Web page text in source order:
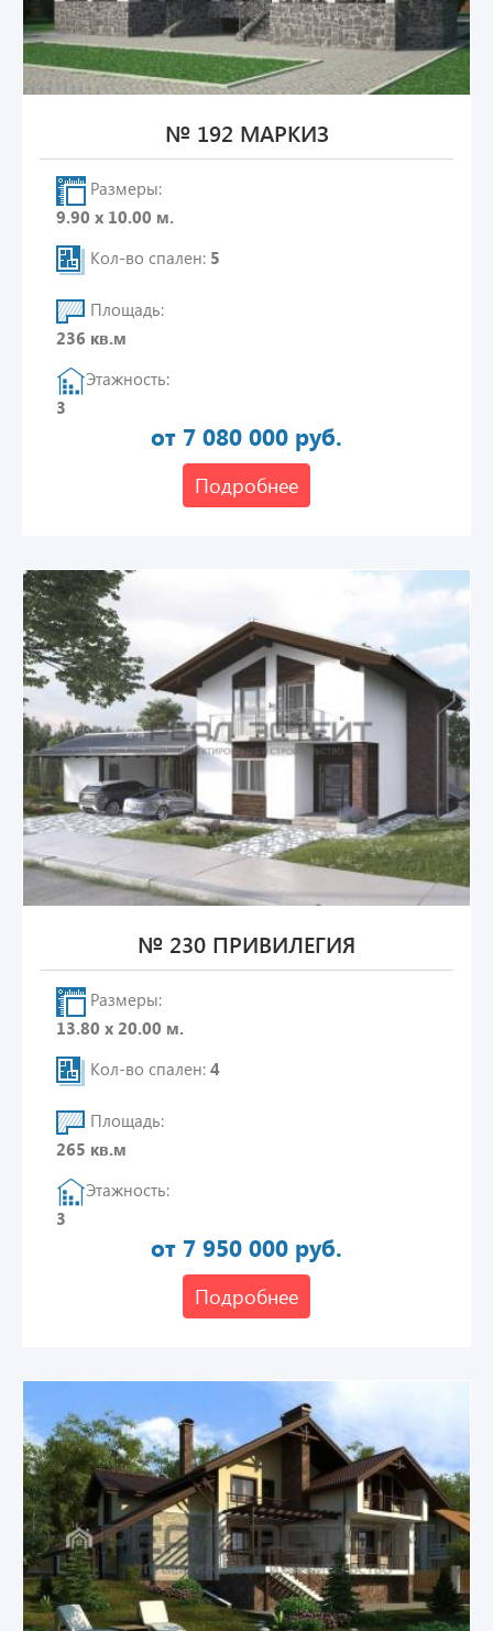
№ 192 МАРКИЗ
Размеры:
9.90 х 10.00 м.
Кол-во спален: 5
Площадь:
236 кв.м
Этажность:
3
от 7 080 000 руб.
Подробнее
№ 230 ПРИВИЛЕГИЯ
Размеры:
13.80 х 20.00 м.
Кол-во спален: 4
Площадь:
265 кв.м
Этажность:
3
от 7 950 000 руб.
Подробнее